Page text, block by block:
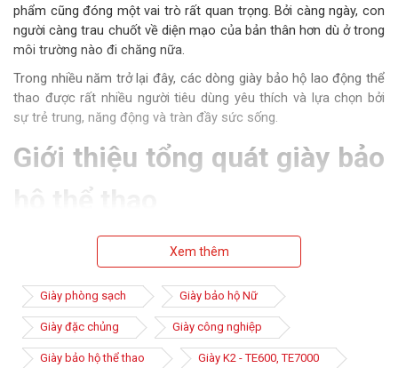
phẩm cũng đóng một vai trò rất quan trọng. Bởi càng ngày, con
người càng trau chuốt về diện mạo của bản thân hơn dù ở trong
môi trường nào đi chăng nữa.
Trong nhiều năm trở lại đây, các dòng giày bảo hộ lao động thể
thao được rất nhiều người tiêu dùng yêu thích và lựa chọn bởi
sự trẻ trung, năng động và tràn đầy sức sống.
Giới thiệu tổng quát giày bảo
hộ thể thao
động cảm thấy tự tin hơn, thoải mát hơn để bắt đầu một ngày
làm việc mới tràn trề năng lượng. Hơn nữa ngày nay tinh thần
thể thao của mọi người dân là rất mãnh liệt.
Do đó không mấy ngạc nhiên khi tinh thần thể thao này đã
được các thương hiệu sản xuất giày bảo hộ nắm bắt rất nhanh
và áp dụng vào từng sản phẩm, mang một diện mạo mới hoàn
Xem thêm
Giày phòng sạch Giày bảo hộ Nữ
Giày đặc chủng Giày công nghiệp
Giày bảo hộ thể thao Giày K2 - TE600, TE7000